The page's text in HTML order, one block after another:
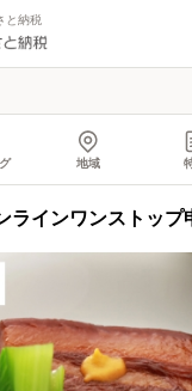
と納税
地域
ラインワンストップ